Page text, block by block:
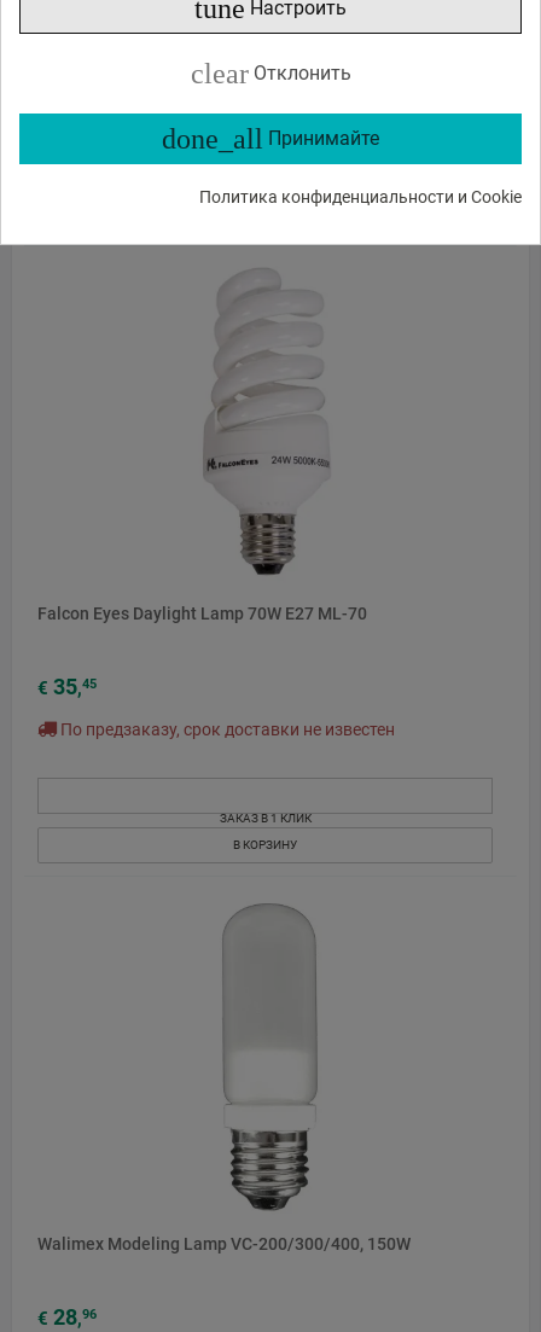
tune Настроить
clear Отклонить
done_all Принимайте
Политика конфиденциальности и Cookie
Falcon Eyes Daylight Lamp 70W E27 ML-70
€ 35,45
По предзаказу, срок доставки не известен
ЗАКАЗ В 1 КЛИК
В КОРЗИНУ
Walimex Modeling Lamp VC-200/300/400, 150W
€ 28,96